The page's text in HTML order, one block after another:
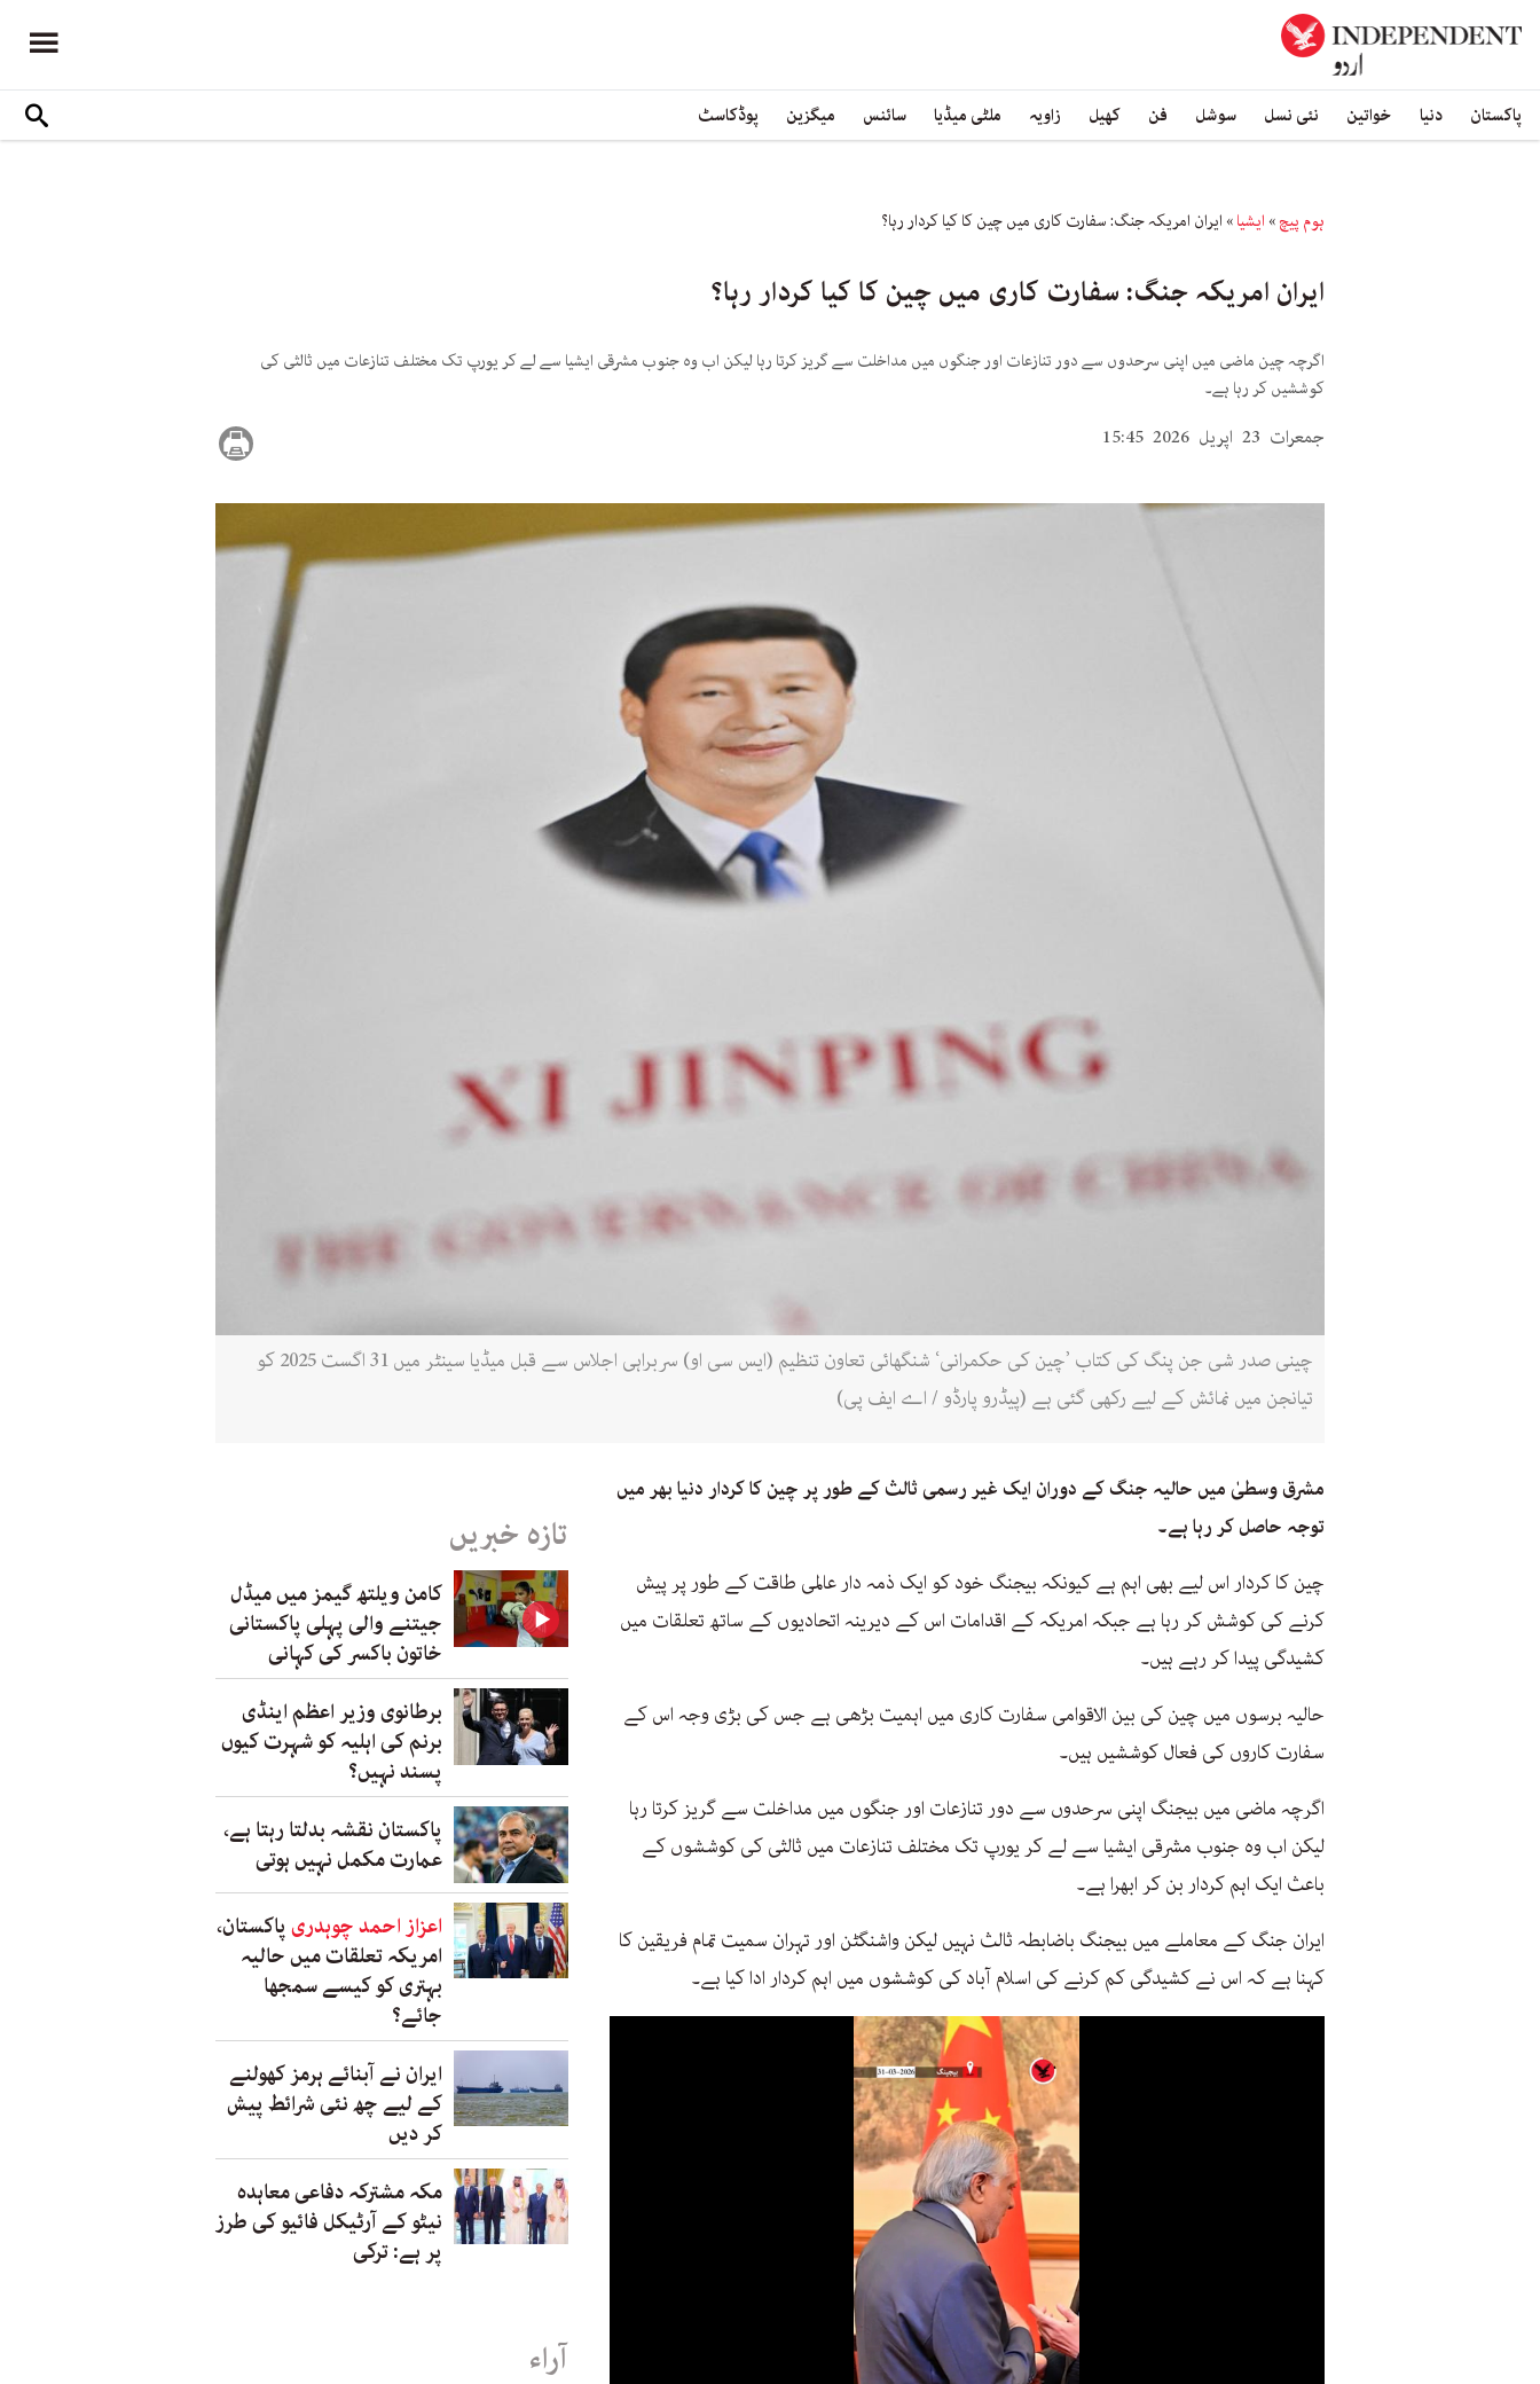
پاکستان دنیا خواتین نئی نسل سوشل فن کھیل زاویہ ملٹی میڈیا سائنس میگزین پوڈکاسٹ
ہوم پیچ» ایشیا» ایران امریکہ جنگ: سفارت کاری میں چین کا کیا کردار رہا؟
ایران امریکہ جنگ: سفارت کاری میں چین کا کیا کردار رہا؟
اگرچہ چین ماضی میں اپنی سرحدوں سے دور تنازعات اور جنگوں میں مداخلت سے گریز کرتا رہا لیکن اب وہ جنوب مشرقی ایشیا سے لے کر یورپ تک مختلف تنازعات میں ثالثی کی
کوششیں کر رہا ہے۔
جمعرات 23 اپریل 2026 15:45
چینی صدر شی جن پنگ کی کتاب ’چین کی حکمرانی‘ شنگھائی تعاون تنظیم (ایس سی او) سربراہی اجلاس سے قبل میڈیا سینٹر میں 31 اگست 2025 کو
تیانجن میں نمائش کے لیے رکھی گئی ہے (پیڈرو پارڈو / اے ایف پی)
مشرق وسطیٰ میں حالیہ جنگ کے دوران ایک غیر رسمی ثالث کے طور پر چین کا کردار دنیا بھر میں
توجہ حاصل کر رہا ہے۔
چین کا کردار اس لیے بھی اہم ہے کیونکہ بیجنگ خود کو ایک ذمہ دار عالمی طاقت کے طور پر پیش
کرنے کی کوشش کر رہا ہے جبکہ امریکہ کے اقدامات اس کے دیرینہ اتحادیوں کے ساتھ تعلقات میں
کشیدگی پیدا کر رہے ہیں۔
حالیہ برسوں میں چین کی بین الاقوامی سفارت کاری میں اہمیت بڑھی ہے جس کی بڑی وجہ اس کے
سفارت کاروں کی فعال کوششیں ہیں۔
اگرچہ ماضی میں بیجنگ اپنی سرحدوں سے دور تنازعات اور جنگوں میں مداخلت سے گریز کرتا رہا
لیکن اب وہ جنوب مشرقی ایشیا سے لے کر یورپ تک مختلف تنازعات میں ثالثی کی کوششوں کے
باعث ایک اہم کردار بن کر ابھرا ہے۔
ایران جنگ کے معاملے میں بیجنگ باضابطہ ثالث نہیں لیکن واشنگٹن اور تہران سمیت تمام فریقین کا
کہنا ہے کہ اس نے کشیدگی کم کرنے کی اسلام آباد کی کوششوں میں اہم کردار ادا کیا ہے۔
تازہ خبریں
کامن ویلتھ گیمز میں میڈل
جیتنے والی پہلی پاکستانی
خاتون باکسر کی کہانی
برطانوی وزیر اعظم اینڈی
برنم کی اہلیہ کو شہرت کیوں
پسند نہیں؟
پاکستان نقشہ بدلتا رہتا ہے،
عمارت مکمل نہیں ہوتی
اعزاز احمد چوہدری پاکستان،
امریکہ تعلقات میں حالیہ
بہتری کو کیسے سمجھا
جائے؟
ایران نے آبنائے ہرمز کھولنے
کے لیے چھ نئی شرائط پیش
کر دیں
مکہ مشترکہ دفاعی معاہدہ
نیٹو کے آرٹیکل فائیو کی طرز
پر ہے: ترکی
آراء